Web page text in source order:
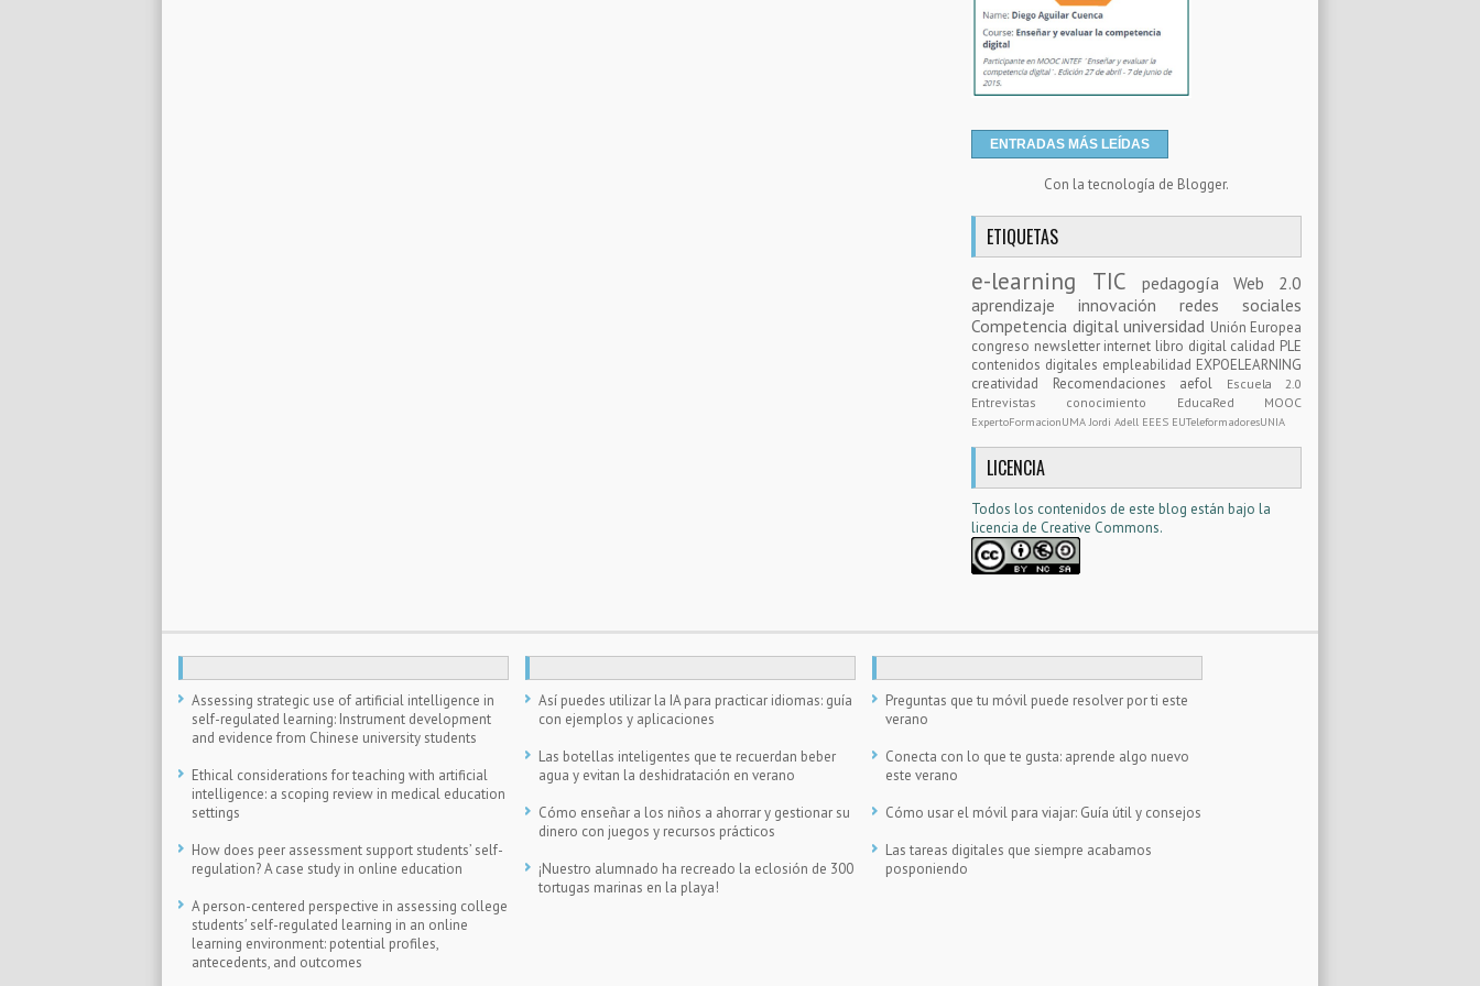
ENTRADAS MÁS LEÍDAS
Con la tecnología de Blogger.
ETIQUETAS
e-learning TIC pedagogía Web 2.0
aprendizaje innovación redes sociales
Competencia digital universidad Unión Europea
congreso newsletter internet libro digital calidad PLE
contenidos digitales empleabilidad EXPOELEARNING
creatividad Recomendaciones aefol
Escuela 2.0
Entrevistas conocimiento EducaRed MOOC
ExpertoFormacionUMAJordi Adell EEES EUTeleformadoresUNIA
LICENCIA
Todos los contenidos de este blog están bajo la
licencia de Creative Commons.
Assessing strategic use of artificial intelligence in
self-regulated learning: Instrument development
and evidence from Chinese university students
Ethical considerations for teaching with artificial
intelligence: a scoping review in medical education
settings
How does peer assessment support students’ self-
regulation? A case study in online education
A person-centered perspective in assessing college
students′ self-regulated learning in an online
learning environment: potential profiles,
antecedents, and outcomes
Así puedes utilizar la IA para practicar idiomas: guía
con ejemplos y aplicaciones
Las botellas inteligentes que te recuerdan beber
agua y evitan la deshidratación en verano
Cómo enseñar a los niños a ahorrar y gestionar su
dinero con juegos y recursos prácticos
¡Nuestro alumnado ha recreado la eclosión de 300
tortugas marinas en la playa!
Preguntas que tu móvil puede resolver por ti este
verano
Conecta con lo que te gusta: aprende algo nuevo
este verano
Cómo usar el móvil para viajar: Guía útil y consejos
Las tareas digitales que siempre acabamos
posponiendo